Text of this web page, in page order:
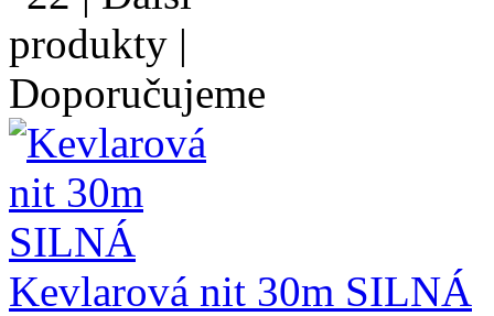
Kevlarová nit 30m SILNÁ